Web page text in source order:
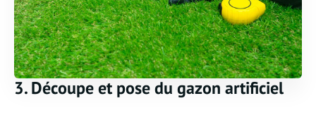
3. Découpe et pose du gazon artificiel